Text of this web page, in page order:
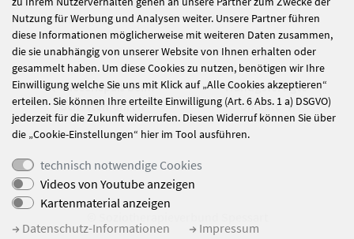
alle Nachrichten
Riesenspaß beim
Schlittenfahren
Handgefertigte
Unikate
Nutzung für Werbung und Analysen weiter. Unsere Partner führen
diese Informationen möglicherweise mit weiteren Daten zusammen,
die sie unabhängig von unserer Website von Ihnen erhalten oder
gesammelt haben. Um diese Cookies zu nutzen, benötigen wir Ihre
Einwilligung welche Sie uns mit Klick auf „Alle Cookies akzeptieren“
erteilen. Sie können Ihre erteilte Einwilligung (Art. 6 Abs. 1 a) DSGVO)
jederzeit für die Zukunft widerrufen. Diesen Widerruf können Sie über
die „Cookie-Einstellungen“ hier im Tool ausführen.
technisch notwendige Cookies
Videos von Youtube anzeigen
Kartenmaterial anzeigen
Datenschutz-Informationen
Impressum